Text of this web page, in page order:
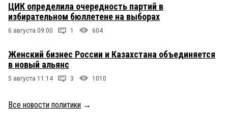
ЦИК определила очередность партий в
избирательном бюллетене на выборах
6 августа 09:00 1 604
Женский бизнес России и Казахстана объединяется
в новый альянс
5 августа 11:14 3 1010
Все новости политики →